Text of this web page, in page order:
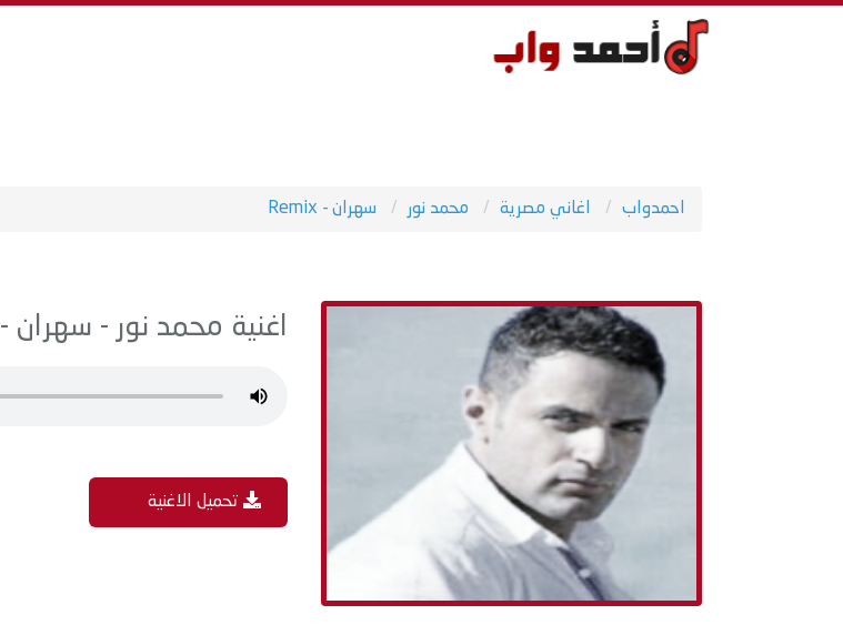
احمدواب اغاني مصرية محمد نور سهران - Remix
اغنية محمد نور - سهران - Remix MP3 - من البوم نور عينيك
تحميل الاغنية